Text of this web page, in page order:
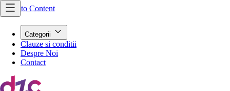
Skip to Content
Categorii
Clauze si conditii
Despre Noi
Contact